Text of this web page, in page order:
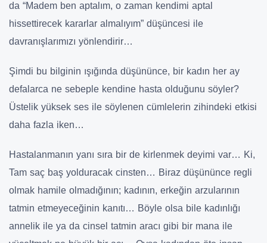
da “Madem ben aptalım, o zaman kendimi aptal
hissettirecek kararlar almalıyım” düşüncesi ile
davranışlarımızı yönlendirir…
Şimdi bu bilginin ışığında düşününce, bir kadın her ay
defalarca ne sebeple kendine hasta olduğunu söyler?
Üstelik yüksek ses ile söylenen cümlelerin zihindeki etkisi
daha fazla iken…
Hastalanmanın yanı sıra bir de kirlenmek deyimi var… Ki,
Tam saç baş yolduracak cinsten… Biraz düşününce regli
olmak hamile olmadığının; kadının, erkeğin arzularının
tatmin etmeyeceğinin kanıtı… Böyle olsa bile kadınlığı
annelik ile ya da cinsel tatmin aracı gibi bir mana ile